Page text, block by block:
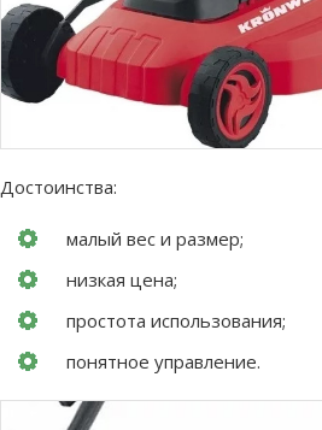
Достоинства:
малый вес и размер;
низкая цена;
простота использования;
понятное управление.